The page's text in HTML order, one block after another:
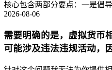
核心包含两部分要点：一是倡
2026-08-06
需要明确的是，虚拟货币
可能涉及违法违规活动，